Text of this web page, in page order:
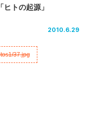
「ヒトの起源」
2010.6.29